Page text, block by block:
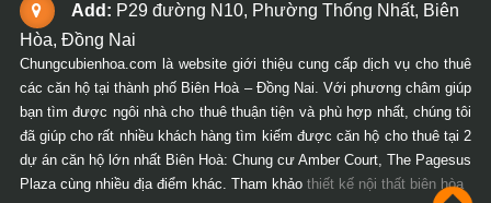
Add: P29 đường N10, Phường Thống Nhất, Biên
Hòa, Đồng Nai
Chungcubienhoa.com là website giới thiệu cung cấp dịch vụ cho thuê
các căn hộ tại thành phố Biên Hoà – Đồng Nai. Với phương châm giúp
bạn tìm được ngôi nhà cho thuê thuận tiện và phù hợp nhất, chúng tôi
đã giúp cho rất nhiều khách hàng tìm kiếm được căn hộ cho thuê tại 2
dự án căn hộ lớn nhất Biên Hoà: Chung cư Amber Court, The Pagesus
Plaza cùng nhiều địa điểm khác. Tham khảo thiết kế nội thất biên hòa